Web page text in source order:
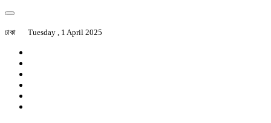
ঢাকা Tuesday , 1 April 2025